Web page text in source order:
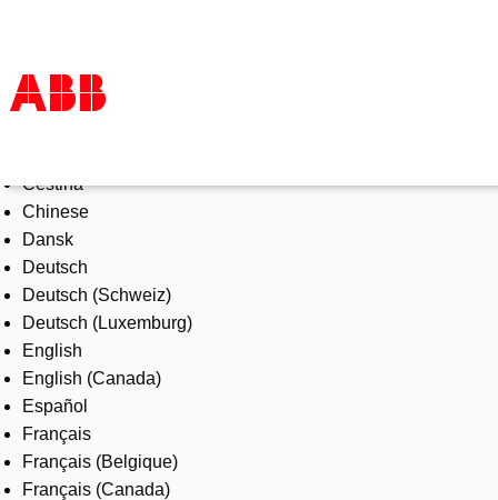
Products & Solutions
Industries
Services
About us
Where to buy
Contact us
Careers
Čeština
Chinese
Dansk
Deutsch
Deutsch (Schweiz)
Deutsch (Luxemburg)
English
English (Canada)
Español
Français
Français (Belgique)
Français (Canada)